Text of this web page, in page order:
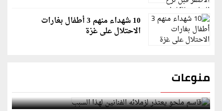
10 شهداء منهم 3 أطفال بغارات
الاحتلال على غزة
منوعات
قاسم ملحو يعتذر لزملائه الفنانين لهذا السبب